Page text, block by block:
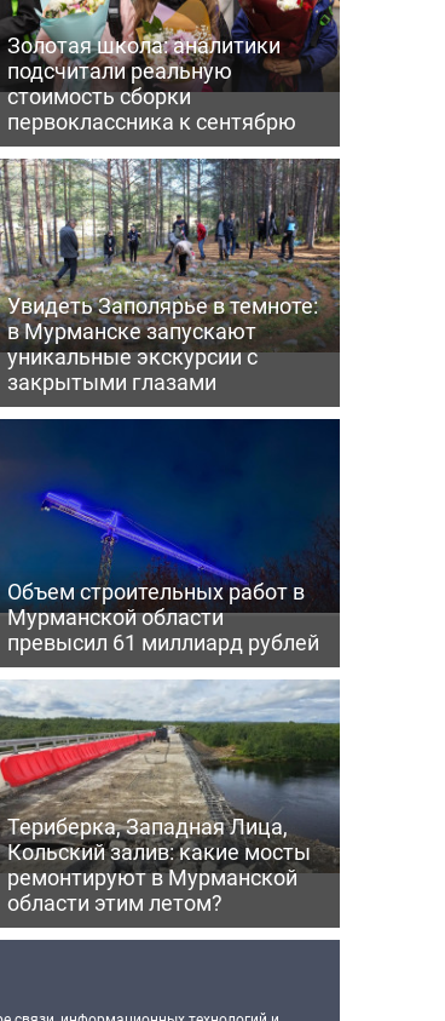
Золотая школа: аналитики
подсчитали реальную
стоимость сборки
первоклассника к сентябрю
Увидеть Заполярье в темноте:
в Мурманске запускают
уникальные экскурсии с
закрытыми глазами
Объем строительных работ в
Мурманской области
превысил 61 миллиард рублей
Териберка, Западная Лица,
Кольский залив: какие мосты
ремонтируют в Мурманской
области этим летом?